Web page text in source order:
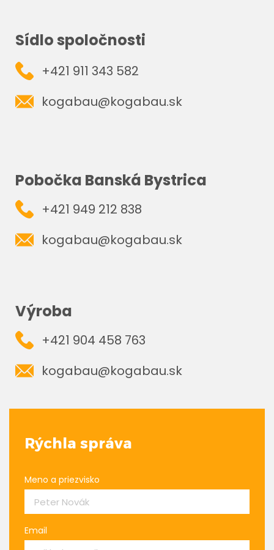
Sídlo spoločnosti
+421 911 343 582
kogabau@kogabau.sk
Pobočka Banská Bystrica
+421 949 212 838
kogabau@kogabau.sk
Výroba
+421 904 458 763
kogabau@kogabau.sk
Rýchla správa
Meno a priezvisko
Email